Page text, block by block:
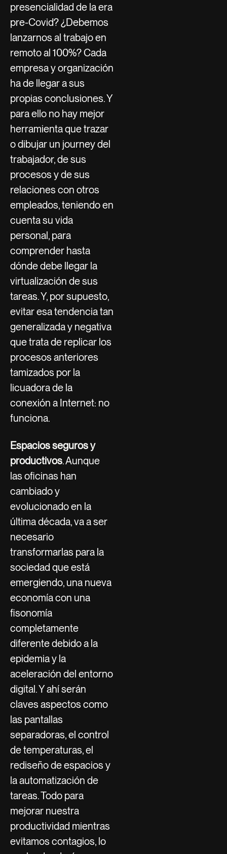
presencialidad de la era
pre-Covid? ¿Debemos
lanzarnos al trabajo en
remoto al 100%? Cada
empresa y organización
ha de llegar a sus
propias conclusiones. Y
para ello no hay mejor
herramienta que trazar
o dibujar un journey del
trabajador, de sus
procesos y de sus
relaciones con otros
empleados, teniendo en
cuenta su vida
personal, para
comprender hasta
dónde debe llegar la
virtualización de sus
tareas. Y, por supuesto,
evitar esa tendencia tan
generalizada y negativa
que trata de replicar los
procesos anteriores
tamizados por la
licuadora de la
conexión a Internet: no
funciona.
Espacios seguros y
productivos. Aunque
las oficinas han
cambiado y
evolucionado en la
última década, va a ser
necesario
transformarlas para la
sociedad que está
emergiendo, una nueva
economía con una
fisonomía
completamente
diferente debido a la
epidemia y la
aceleración del entorno
digital. Y ahí serán
claves aspectos como
las pantallas
separadoras, el control
de temperaturas, el
rediseño de espacios y
la automatización de
tareas. Todo para
mejorar nuestra
productividad mientras
evitamos contagios, lo